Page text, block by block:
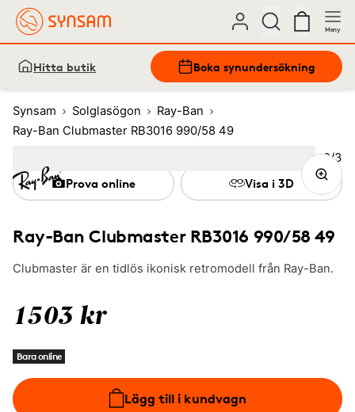
Meny
Hitta butik Boka synundersökning
Synsam Solglasögon
Ray-Ban
Ray-Ban Clubmaster RB3016 990/58 49
Ray-Ban Clubmaster RB3016 990/58 49
Clubmaster är en tidlös ikonisk retromodell från Ray-Ban.
1503 kr
Bara online
Lägg till i kundvagn
Prova online Visa i 3D
Bild
2/3
3